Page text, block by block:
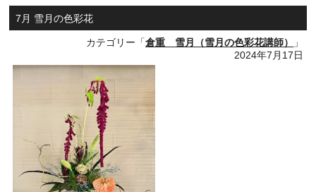
7月 雪月の色彩花
カテゴリー「倉重 雪月（雪月の色彩花講師）
」
2024年7月17日